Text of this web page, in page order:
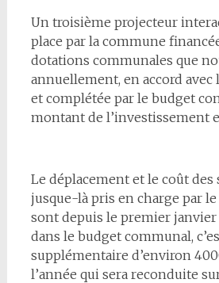
Un troisième projecteur
place par la commune
dotations communales que
annuellement, en accord avec
et complétée par le budget
montant de l’investissement
Le déplacement et le coût des
jusque-là pris en charge par le
sont depuis le premier janvier
dans le budget communal,
supplémentaire d’environ
l’année qui sera reconduite